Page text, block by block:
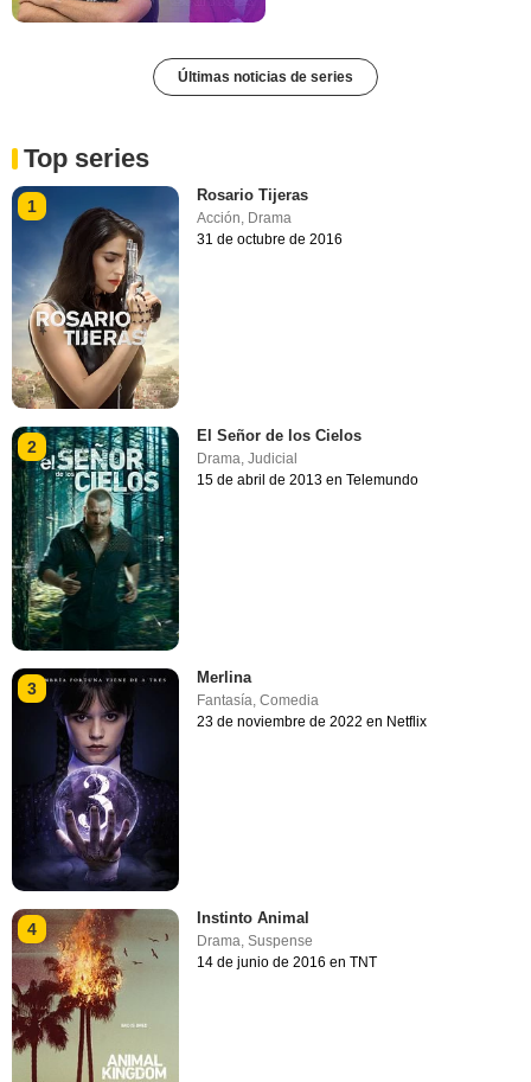
Últimas noticias de series
Top series
1
Rosario Tijeras
Acción, Drama
31 de octubre de 2016
2
El Señor de los Cielos
Drama,Judicial
15 de abril de 2013 en Telemundo
3
Merlina
Fantasía ,Comedia
23 de noviembre de 2022 en Netflix
4
Instinto Animal
Drama,Suspense
14 de junio de 2016 en TNT